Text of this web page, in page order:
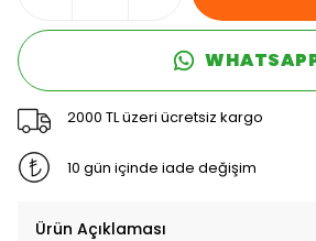
2000 TL üzeri ücretsiz kargo
10 gün içinde iade değişim
Ürün Açıklaması